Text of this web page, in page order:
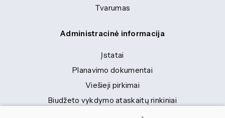
Tvarumas
Administracinė informacija
Įstatai
Planavimo dokumentai
Viešieji pirkimai
Biudžeto vykdymo ataskaitų rinkiniai
Finansinių ataskaitų rinkiniai